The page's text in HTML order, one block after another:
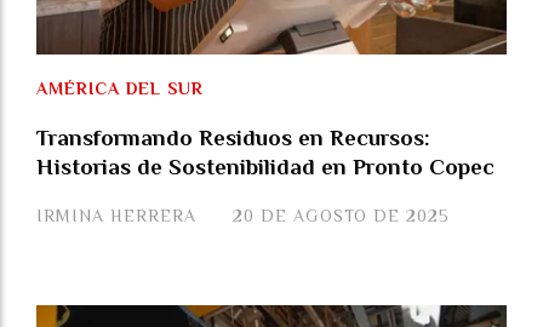
Transformando Residuos en Recursos:
Historias de Sostenibilidad en Pronto Copec
IRMINA HERRERA
AMÉRICA DEL SUR
20 DE AGOSTO DE 2025